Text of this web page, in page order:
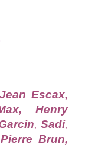
Escax,
Henry
, Sadi,
Pierre Brun,